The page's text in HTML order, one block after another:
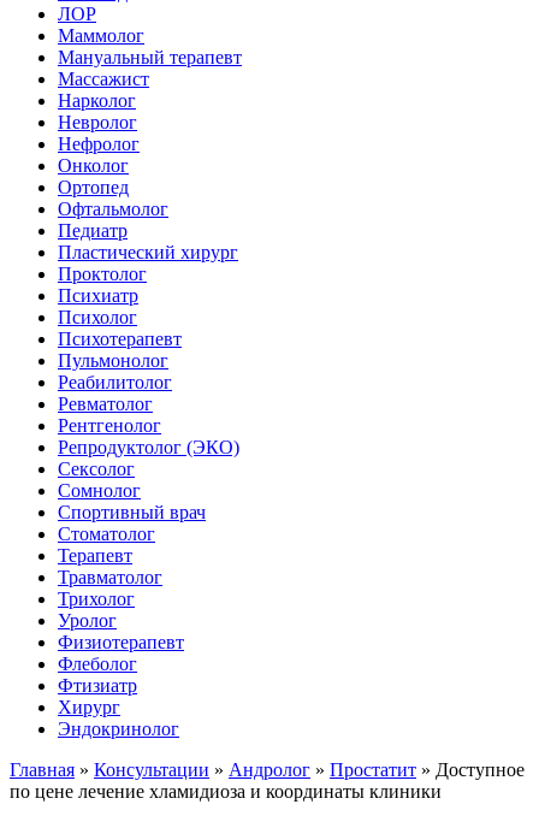
ЛОР
Маммолог
Мануальный терапевт
Массажист
Нарколог
Невролог
Нефролог
Онколог
Ортопед
Офтальмолог
Педиатр
Пластический хирург
Проктолог
Психиатр
Психолог
Психотерапевт
Пульмонолог
Реабилитолог
Ревматолог
Рентгенолог
Репродуктолог (ЭКО)
Сексолог
Сомнолог
Спортивный врач
Стоматолог
Терапевт
Травматолог
Трихолог
Уролог
Физиотерапевт
Флеболог
Фтизиатр
Хирург
Эндокринолог
Главная » Консультации » Андролог » Простатит » Доступное
по цене лечение хламидиоза и координаты клиники